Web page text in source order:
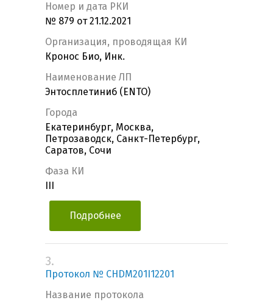
Номер и дата РКИ
№ 879 от 21.12.2021
Организация, проводящая КИ
Кронос Био, Инк.
Наименование ЛП
Энтосплетиниб (ENTO)
Города
Екатеринбург, Москва,
Петрозаводск, Санкт-Петербург,
Саратов, Сочи
Фаза КИ
Подробнее
3.
Протокол № CHDM201I12201
Название протокола